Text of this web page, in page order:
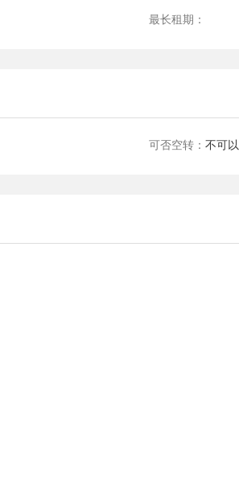
最长租期：
可否空转：不可以